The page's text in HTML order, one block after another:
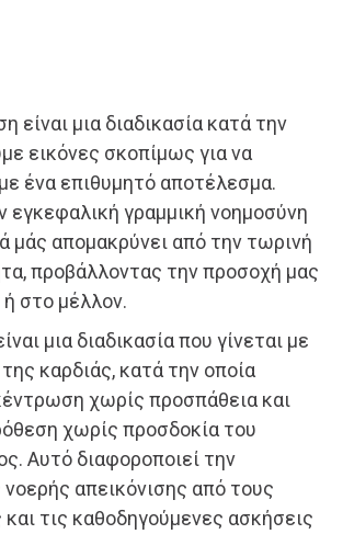
είναι μια διαδικασία κατά την
εικόνες σκοπίμως για να
ένα επιθυμητό αποτέλεσμα.
εγκεφαλική γραμμική νοημοσύνη
μάς απομακρύνει από την τωρινή
προβάλλοντας την προσοχή μας
στο μέλλον.
μια διαδικασία που γίνεται με
καρδιάς, κατά την οποία
χωρίς προσπάθεια και
χωρίς προσδοκία του
Αυτό διαφοροποιεί την
απεικόνισης από τους
τις καθοδηγούμενες ασκήσεις